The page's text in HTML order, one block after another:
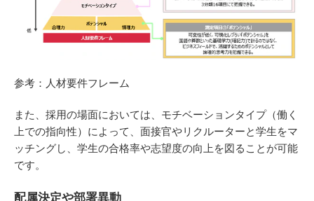
参考：人材要件フレーム
また、採用の場面においては、モチベーションタイプ（働く
上での指向性）によって、面接官やリクルーターと学生をマ
ッチングし、学生の合格率や志望度の向上を図ることが可能
です。
配属決定や部署異動